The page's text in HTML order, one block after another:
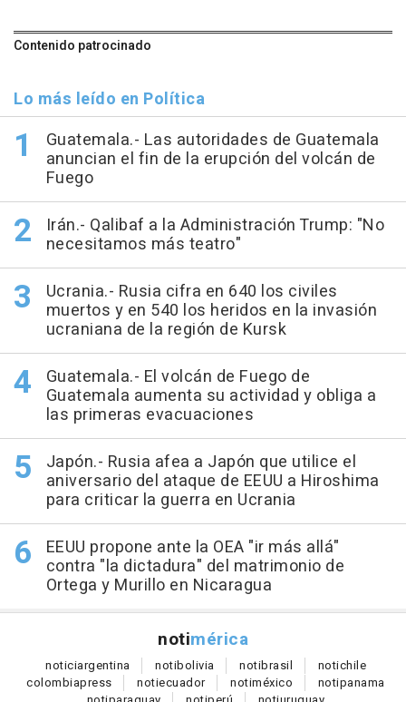
Contenido patrocinado
Lo más leído en Política
Guatemala.- Las autoridades de Guatemala
anuncian el fin de la erupción del volcán de
Fuego
Irán.- Qalibaf a la Administración Trump: "No
necesitamos más teatro"
Ucrania.- Rusia cifra en 640 los civiles
muertos y en 540 los heridos en la invasión
ucraniana de la región de Kursk
Guatemala.- El volcán de Fuego de
Guatemala aumenta su actividad y obliga a
las primeras evacuaciones
Japón.- Rusia afea a Japón que utilice el
aniversario del ataque de EEUU a Hiroshima
para criticar la guerra en Ucrania
EEUU propone ante la OEA "ir más allá"
contra "la dictadura" del matrimonio de
Ortega y Murillo en Nicaragua
notimérica
noticiargentina notibolivia notibrasil notichile
colombiapress notiecuador notiméxico notipanama